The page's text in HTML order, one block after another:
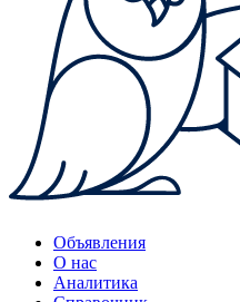
Объявления
О нас
Аналитика